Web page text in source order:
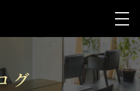
グ